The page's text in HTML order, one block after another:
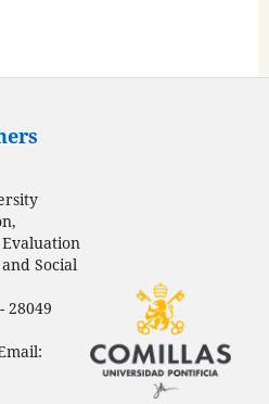
Social
28049